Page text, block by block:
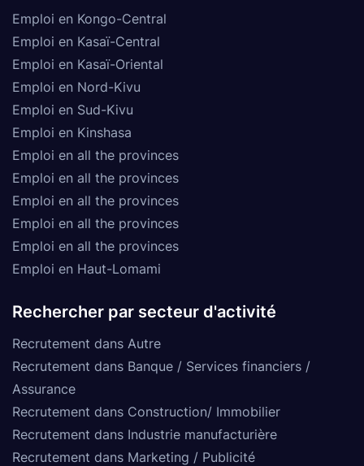
Emploi en Kongo-Central
Emploi en Kasaï-Central
Emploi en Kasaï-Oriental
Emploi en Nord-Kivu
Emploi en Sud-Kivu
Emploi en Kinshasa
Emploi en all the provinces
Emploi en all the provinces
Emploi en all the provinces
Emploi en all the provinces
Emploi en all the provinces
Emploi en Haut-Lomami
Rechercher par secteur d'activité
Recrutement dans Autre
Recrutement dans Banque / Services financiers /
Assurance
Recrutement dans Construction/ Immobilier
Recrutement dans Industrie manufacturière
Recrutement dans Marketing / Publicité